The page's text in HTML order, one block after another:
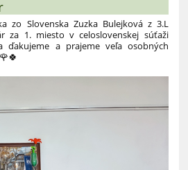
zo Slovenska Zuzka Bulejková z 3.L
za 1. miesto v celoslovenskej súťaži
ďakujeme a prajeme veľa osobných